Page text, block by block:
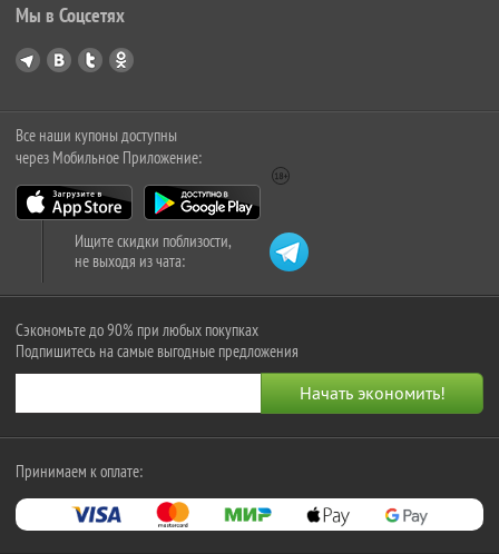
Мы в Соцсетях
Все наши купоны доступны
через Мобильное Приложение:
Ищите скидки поблизости,
не выходя из чата:
Сэкономьте до 90% при любых покупках
Подпишитесь на самые выгодные предложения
Принимаем к оплате: